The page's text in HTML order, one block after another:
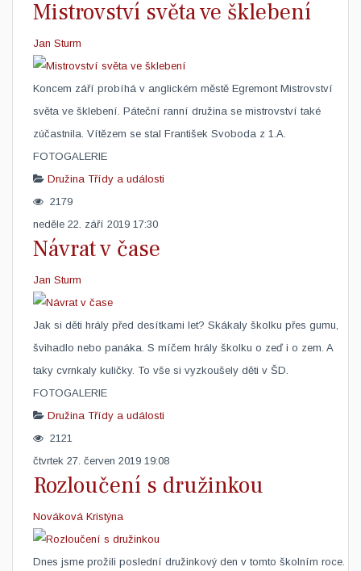
Mistrovství světa ve šklebení
Jan Sturm
Koncem září probíhá v anglickém městě Egremont Mistrovství
světa ve šklebení. Páteční ranní družina se mistrovství také
zúčastnila. Vítězem se stal František Svoboda z 1.A.
FOTOGALERIE
Družina Třídy a události
2179
neděle 22. září 2019 17:30
Návrat v čase
Jan Sturm
Jak si děti hrály před desítkami let? Skákaly školku přes gumu,
švihadlo nebo panáka. S míčem hrály školku o zeď i o zem. A
taky cvrnkaly kuličky. To vše si vyzkoušely děti v ŠD.
FOTOGALERIE
Družina Třídy a události
2121
čtvrtek 27. červen 2019 19:08
Rozloučení s družinkou
Nováková Kristýna
​Dnes jsme prožili poslední družinkový den v tomto školním roce.